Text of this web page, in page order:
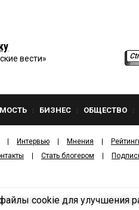
вести»
БИЗНЕС ОБЩЕСТВО
Интервью Мнения
Стать блогером
ДОМ «КВ».
Политика
cookie для улучшения